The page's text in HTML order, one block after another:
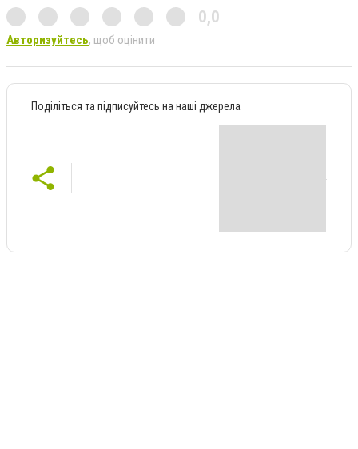
0,0
Авторизуйтесь, щоб оцінити
Поділіться та підписуйтесь на наші джерела